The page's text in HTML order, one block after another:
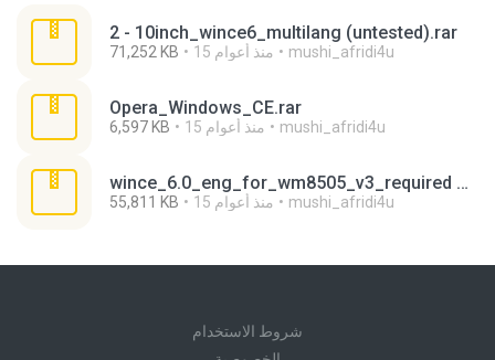
2 - 10inch_wince6_multilang (untested).rar
71,252 KB 15 منذ أعوام mushi_afridi4u
Opera_Windows_CE.rar
6,597 KB 15 منذ أعوام mushi_afridi4u
wince_6.0_eng_for_wm8505_v3_required winrar.7z
55,811 KB 15 منذ أعوام mushi_afridi4u
شروط الاستخدام